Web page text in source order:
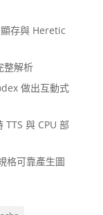
存與 Heretic
整解析
做出互動式
與 CPU 部
格可靠產生圖